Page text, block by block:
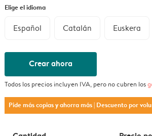
Elige el idioma
Español Catalán Euskera
Crear ahora
Todos los precios incluyen IVA, pero no cubren los
Pide más copias y ahorra más| Descuento por